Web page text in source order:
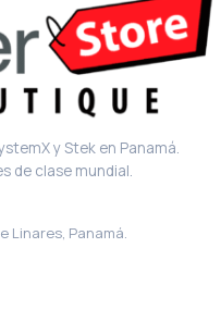
y Stek en Panamá.
de clase mundial.
Linares, Panamá.